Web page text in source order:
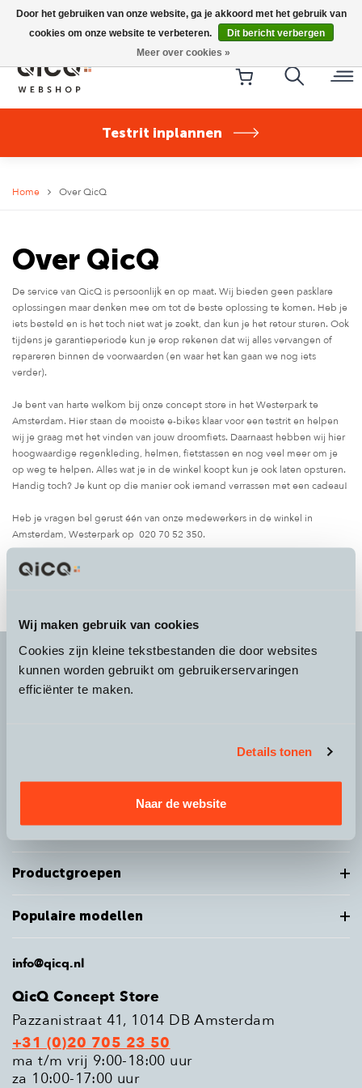
Wij maken gebruik van cookies
Cookies zijn kleine tekstbestanden die door websites
kunnen worden gebruikt om gebruikerservaringen
efficiënter te maken.
Details tonen
Naar de website
Riese & Müller Nevo5 Silent Core nu direct uit voorraad
leverbaar!
Testrit inplannen
Home Over QicQ
Over QicQ
De service van QicQ is persoonlijk en op maat. Wij bieden geen pasklare
oplossingen maar denken mee om tot de beste oplossing te komen. Heb je
iets besteld en is het toch niet wat je zoekt, dan kun je het retour sturen. Ook
tijdens je garantieperiode kun je erop rekenen dat wij alles vervangen of
repareren binnen de voorwaarden (en waar het kan gaan we nog iets
verder).
Je bent van harte welkom bij onze concept store in het Westerpark te
Amsterdam. Hier staan de mooiste e-bikes klaar voor een testrit en helpen
wij je graag met het vinden van jouw droomfiets. Daarnaast hebben wij hier
hoogwaardige regenkleding, helmen, fietstassen en nog veel meer om je
op weg te helpen. Alles wat je in de winkel koopt kun je ook laten opsturen.
Handig toch? Je kunt op die manier ook iemand verrassen met een cadeau!
Heb je vragen bel gerust één van onze medewerkers in de winkel in
Amsterdam, Westerpark op 020 70 52 350.
Over QicQ
Service
Productgroepen
Populaire modellen
info@qicq.nl
QicQ Concept Store
Pazzanistraat 41, 1014 DB Amsterdam
+31 (0)20 705 23 50
ma t/m vrij 9:00-18:00 uur
za 10:00-17:00 uur
Door het gebruiken van onze website, ga je akkoord met het gebruik van
cookies om onze website te verbeteren.
Dit bericht verbergen
Meer over cookies »